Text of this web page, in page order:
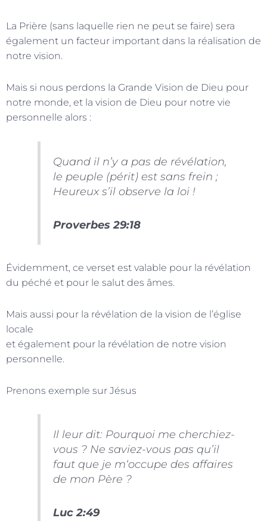
La Prière (sans laquelle rien ne peut se faire) sera
également un facteur important dans la réalisation de
notre vision.
Mais si nous perdons la Grande Vision de Dieu pour
notre monde, et la vision de Dieu pour notre vie
personnelle alors :
Quand il n’y a pas de révélation,
le peuple (périt) est sans frein ;
Heureux s’il observe la loi !
Proverbes 29:18
Évidemment, ce verset est valable pour la révélation
du péché et pour le salut des âmes.
Mais aussi pour la révélation de la vision de l’église
locale
et également pour la révélation de notre vision
personnelle.
Prenons exemple sur Jésus
Il leur dit: Pourquoi me cherchiez-
vous ? Ne saviez-vous pas qu’il
faut que je m‘occupe des affaires
de mon Père ?
Luc 2:49